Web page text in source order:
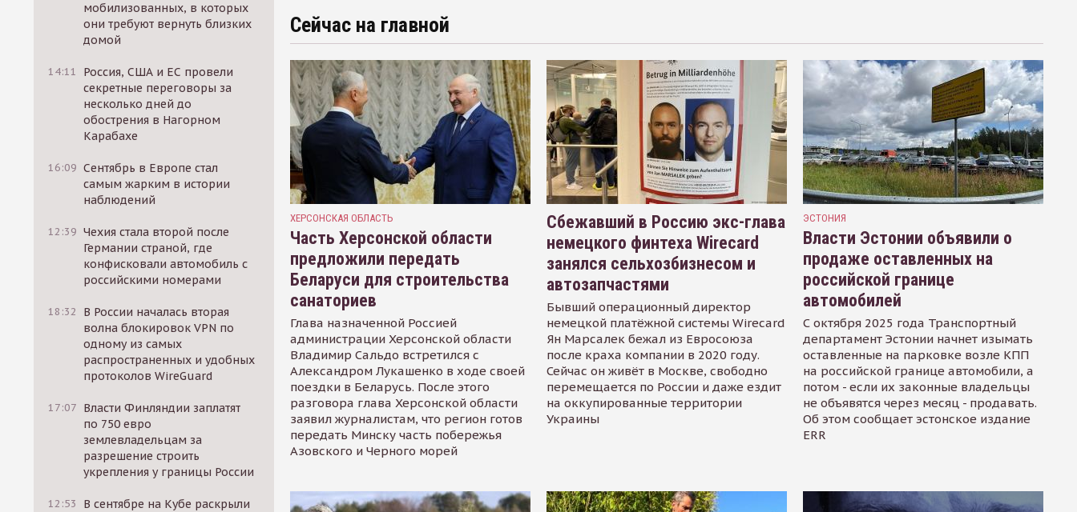
мобилизованных, в которых
они требуют вернуть близких
домой
14:11
Россия, США и ЕС провели
секретные переговоры за
несколько дней до
обострения в Нагорном
Карабахе
16:09 Сентябрь в Европе стал
самым жарким в истории
наблюдений
12:39 Чехия стала второй после
Германии страной, где
конфисковали автомобиль с
российскими номерами
18:32
В России началась вторая
волна блокировок VPN по
одному из самых
распространенных и удобных
протоколов WireGuard
17:07 Власти Финляндии заплатят
по 750 евро
землевладельцам за
разрешение строить
укрепления у границы России
12:53
В сентябре на Кубе раскрыли
Сейчас на главной
ХЕРСОНСКАЯ ОБЛАСТЬ
Часть Херсонской области
предложили передать
Беларуси для строительства
санаториев
Глава назначенной Россией
администрации Херсонской области
Владимир Сальдо встретился с
Александром Лукашенко в ходе своей
поездки в Беларусь. После этого
разговора глава Херсонской области
заявил журналистам, что регион готов
передать Минску часть побережья
Азовского и Черного морей
Сбежавший в Россию экс-глава
немецкого финтеха Wirecard
занялся сельхозбизнесом и
автозапчастями
Бывший операционный директор
немецкой платёжной системы Wirecard
Ян Марсалек бежал из Евросоюза
после краха компании в 2020 году.
Сейчас он живёт в Москве, свободно
перемещается по России и даже ездит
на оккупированные территории
Украины
ЭСТОНИЯ
Власти Эстонии объявили о
продаже оставленных на
российской границе
автомобилей
С октября 2025 года Транспортный
департамент Эстонии начнет изымать
оставленные на парковке возле КПП
на российской границе автомобили, а
потом - если их законные владельцы
не объявятся через месяц - продавать.
Об этом сообщает эстонское издание
ERR